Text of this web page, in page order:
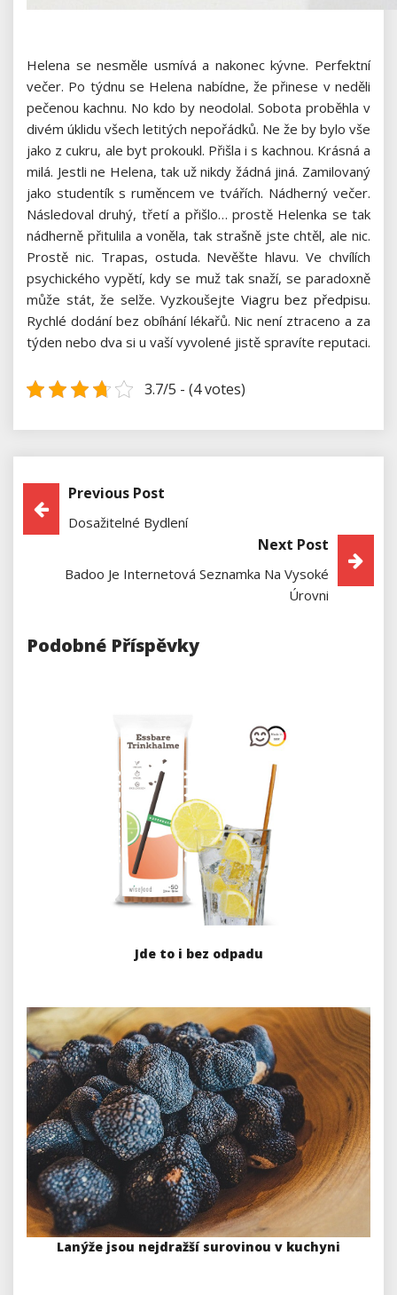
Helena se nesměle usmívá a nakonec kývne. Perfektní
večer. Po týdnu se Helena nabídne, že přinese v neděli
pečenou kachnu. No kdo by neodolal. Sobota proběhla v
divém úklidu všech letitých nepořádků. Ne že by bylo vše
jako z cukru, ale byt prokoukl. Přišla i s kachnou. Krásná a
milá. Jestli ne Helena, tak už nikdy žádná jiná. Zamilovaný
jako studentík s ruměncem ve tvářích. Nádherný večer.
Následoval druhý, třetí a přišlo… prostě Helenka se tak
nádherně přitulila a voněla, tak strašně jste chtěl, ale nic.
Prostě nic. Trapas, ostuda. Nevěšte hlavu. Ve chvílích
psychického vypětí, kdy se muž tak snaží, se paradoxně
může stát, že selže. Vyzkoušejte Viagru bez předpisu.
Rychlé dodání bez obíhání lékařů. Nic není ztraceno a za
týden nebo dva si u vaší vyvolené jistě spravíte reputaci.
3.7/5 - (4 votes)
Navigace
Pro
Příspěvek
Previous Post
Dosažitelné Bydlení
Next Post
Badoo Je Internetová Seznamka Na Vysoké
Úrovni
Podobné Příspěvky
Jde to i bez odpadu
Lanýže jsou nejdražší surovinou v kuchyni